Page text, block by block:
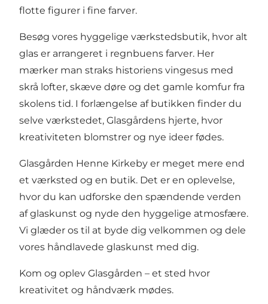
flotte figurer i fine farver.
Besøg vores hyggelige værkstedsbutik, hvor alt
glas er arrangeret i regnbuens farver. Her
mærker man straks historiens vingesus med
skrå lofter, skæve døre og det gamle komfur fra
skolens tid. I forlængelse af butikken finder du
selve værkstedet, Glasgårdens hjerte, hvor
kreativiteten blomstrer og nye ideer fødes.
Glasgården Henne Kirkeby er meget mere end
et værksted og en butik. Det er en oplevelse,
hvor du kan udforske den spændende verden
af glaskunst og nyde den hyggelige atmosfære.
Vi glæder os til at byde dig velkommen og dele
vores håndlavede glaskunst med dig.
Kom og oplev Glasgården – et sted hvor
kreativitet og håndværk mødes.